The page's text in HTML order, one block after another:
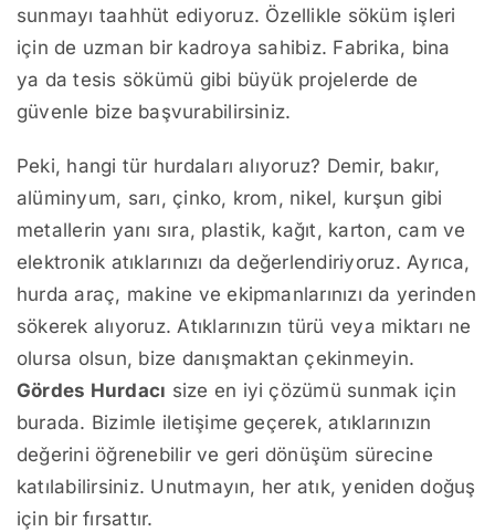
sunmayı taahhüt ediyoruz. Özellikle söküm işleri
için de uzman bir kadroya sahibiz. Fabrika, bina
ya da tesis sökümü gibi büyük projelerde de
güvenle bize başvurabilirsiniz.
Peki, hangi tür hurdaları alıyoruz? Demir, bakır,
alüminyum, sarı, çinko, krom, nikel, kurşun gibi
metallerin yanı sıra, plastik, kağıt, karton, cam ve
elektronik atıklarınızı da değerlendiriyoruz. Ayrıca,
hurda araç, makine ve ekipmanlarınızı da yerinden
sökerek alıyoruz. Atıklarınızın türü veya miktarı ne
olursa olsun, bize danışmaktan çekinmeyin.
Gördes Hurdacı size en iyi çözümü sunmak için
burada. Bizimle iletişime geçerek, atıklarınızın
değerini öğrenebilir ve geri dönüşüm sürecine
katılabilirsiniz. Unutmayın, her atık, yeniden doğuş
için bir fırsattır.